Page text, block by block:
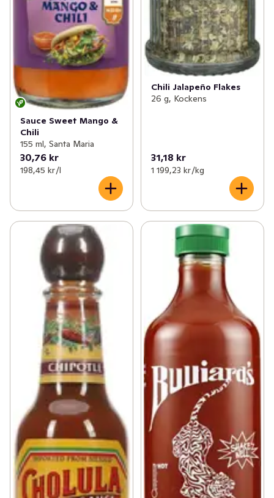
Sauce Sweet Mango &
Chili
155 ml, Santa Maria
30,76 kr
198,45 kr /l
Chili Jalapeño Flakes
26 g, Kockens
31,18 kr
1 199,23 kr /kg